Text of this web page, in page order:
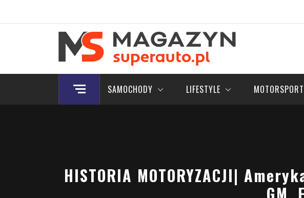
Magazyn.Superauto.pl
Nowy portal motoryzacyjny
SAMOCHODY LIFESTYLE MOTORSPORT
HISTORIA MOTORYZACJI|